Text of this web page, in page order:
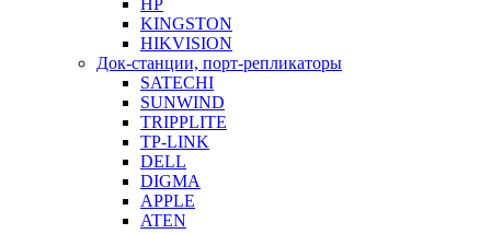
HP
KINGSTON
HIKVISION
Док-станции, порт-репликаторы
SATECHI
SUNWIND
TRIPPLITE
TP-LINK
DELL
DIGMA
APPLE
ATEN